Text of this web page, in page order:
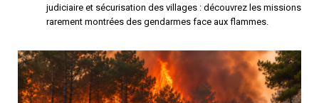
judiciaire et sécurisation des villages : découvrez les missions
rarement montrées des gendarmes face aux flammes.